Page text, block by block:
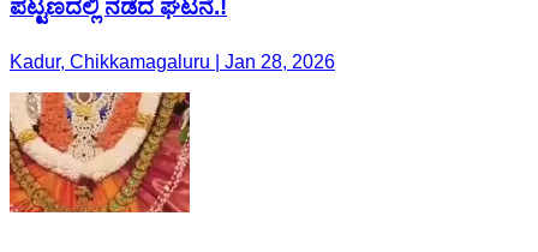
ಪಟ್ಟಣದಲ್ಲಿ ನಡೆದ ಘಟನೆ.!
Kadur, Chikkamagaluru | Jan 28, 2026